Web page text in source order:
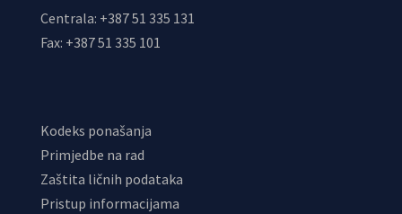
Centrala: +387 51 335 131
Fax: +387 51 335 101
Kodeks ponašanja
Primjedbe na rad
Zaštita ličnih podataka
Pristup informacijama